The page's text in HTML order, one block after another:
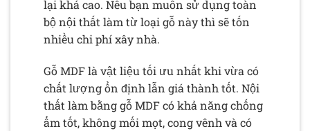
lại khá cao. Nếu bạn muốn sử dụng toàn
bộ nội thất làm từ loại gỗ này thì sẽ tốn
nhiều chi phí xây nhà.
Gỗ MDF là vật liệu tối ưu nhất khi vừa có
chất lượng ổn định lẫn giá thành tốt. Nội
thất làm bằng gỗ MDF có khả năng chống
ẩm tốt, không mối mọt, cong vênh và có